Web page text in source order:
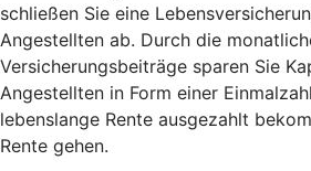
schließen Sie eine
Angestellten ab. Durch die
Versicherungsbeiträge sparen Sie
Angestellten in Form einer
lebenslange Rente ausgezahlt
Rente gehen.